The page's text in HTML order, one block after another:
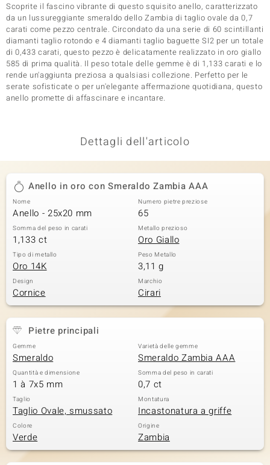
Scoprite il fascino vibrante di questo squisito anello, caratterizzato
da un lussureggiante smeraldo dello Zambia di taglio ovale da 0,7
carati come pezzo centrale. Circondato da una serie di 60 scintillanti
diamanti taglio rotondo e 4 diamanti taglio baguette SI2 per un totale
di 0,433 carati, questo pezzo è delicatamente realizzato in oro giallo
585 di prima qualità. Il peso totale delle gemme è di 1,133 carati e lo
rende un'aggiunta preziosa a qualsiasi collezione. Perfetto per le
serate sofisticate o per un'elegante affermazione quotidiana, questo
anello promette di affascinare e incantare.
Dettagli dell'articolo
Anello in oro con Smeraldo Zambia AAA
Nome
Anello - 25x20 mm
Numero pietre preziose
65
Somma del peso in carati
1,133 ct
Metallo prezioso
Oro Giallo
Tipo di metallo
Oro 14K
Peso Metallo
3,11 g
Design
Cornice
Marchio
Cirari
Pietre principali
Gemme
Smeraldo
Varietà delle gemme
Smeraldo Zambia AAA
Quantità e dimensione
1 à 7x5 mm
Somma del peso in carati
0,7 ct
Taglio
Taglio Ovale, smussato
Montatura
Incastonatura a griffe
Colore
Verde
Origine
Zambia